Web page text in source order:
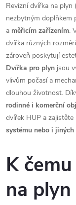
p
r
v
k
y
v
ý
p
i
s
á
n
í
Revizní dvířka na plyn
nezbytným doplňkem
a měřicím zařízením.
dvířka různých
zároveň poskytují
Dvířka pro plyn jsou
vlivům počasí a
dlouhou životnost.
rodinné i komerční
dvířek HUP a
systému nebo i
K
na plyn